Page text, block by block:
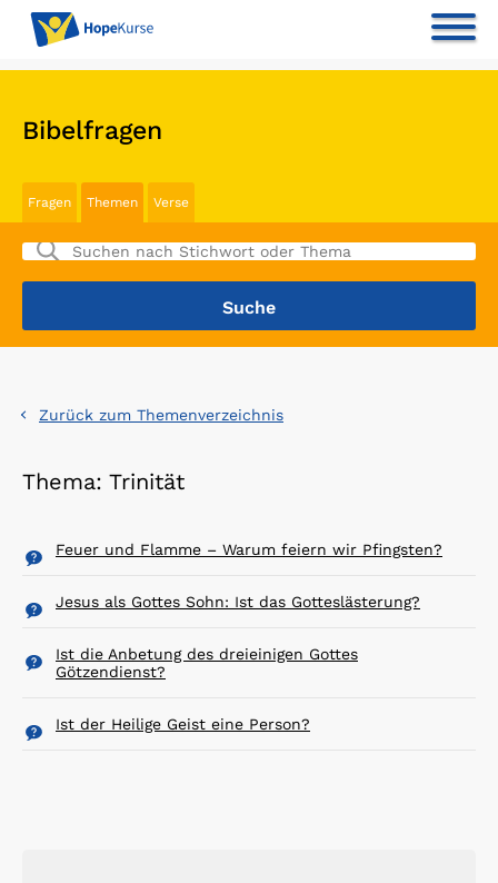
Bibelfragen
Fragen Themen Verse
Zurück zum Themenverzeichnis
Thema: Trinität
Feuer und Flamme – Warum feiern wir Pfingsten?
Jesus als Gottes Sohn: Ist das Gotteslästerung?
Ist die Anbetung des dreieinigen Gottes
Götzendienst?
Ist der Heilige Geist eine Person?